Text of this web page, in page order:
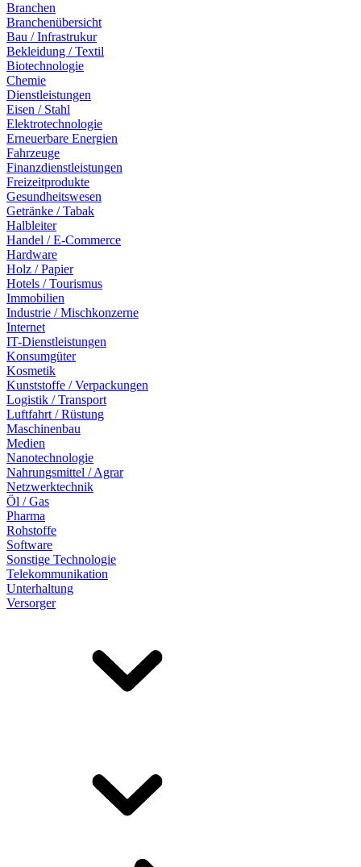
Branchen
Branchenübersicht
Bau / Infrastrukur
Bekleidung / Textil
Biotechnologie
Chemie
Dienstleistungen
Eisen / Stahl
Elektrotechnologie
Erneuerbare Energien
Fahrzeuge
Finanzdienstleistungen
Freizeitprodukte
Gesundheitswesen
Getränke / Tabak
Halbleiter
Handel / E-Commerce
Hardware
Holz / Papier
Hotels / Tourismus
Immobilien
Industrie / Mischkonzerne
Internet
IT-Dienstleistungen
Konsumgüter
Kosmetik
Kunststoffe / Verpackungen
Logistik / Transport
Luftfahrt / Rüstung
Maschinenbau
Medien
Nanotechnologie
Nahrungsmittel / Agrar
Netzwerktechnik
Öl / Gas
Pharma
Rohstoffe
Software
Sonstige Technologie
Telekommunikation
Unterhaltung
Versorger